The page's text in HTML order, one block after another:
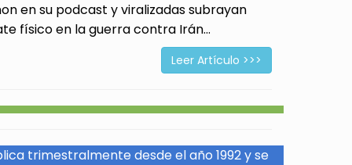
en su podcast y viralizadas subrayan
físico en la guerra contra Irán...
Leer Artículo >>>
trimestralmente desde el año 1992 y se